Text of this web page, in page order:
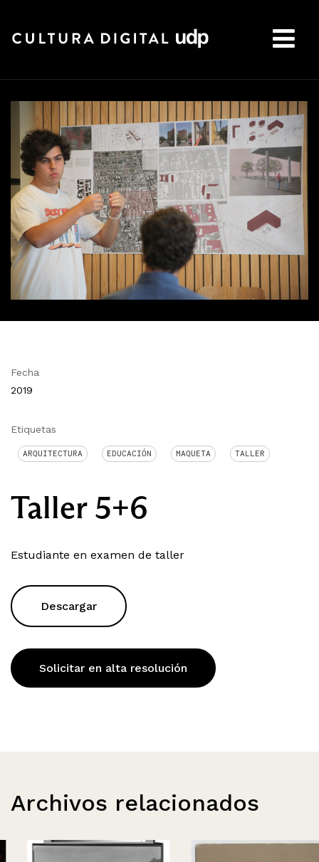
Fecha
2019
Etiquetas
ARQUITECTURA EDUCACIÓN MAQUETA TALLER
Taller 5+6
Estudiante en examen de taller
Descargar
Solicitar en alta resolución
Archivos relacionados